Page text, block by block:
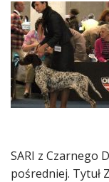
SARI z Czarnego
pośredniej. Tytuł